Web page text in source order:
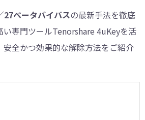
27ベータバイパスの最新手法を徹底
専門ツールTenorshare 4uKeyを活
全かつ効果的な解除方法をご紹介